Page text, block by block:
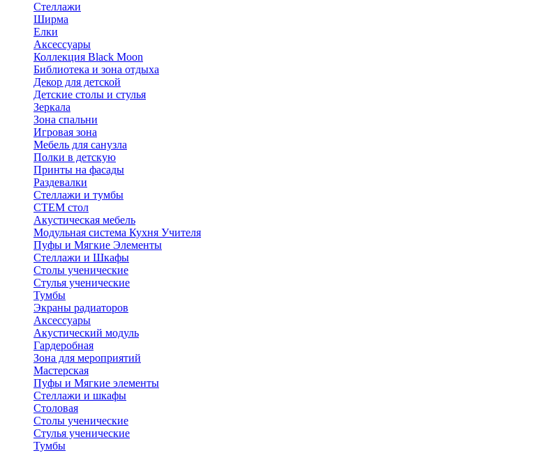
Стеллажи
Ширма
Елки
Аксессуары
Коллекция Black Moon
Библиотека и зона отдыха
Декор для детской
Детские столы и стулья
Зеркала
Зона спальни
Игровая зона
Мебель для санузла
Полки в детскую
Принты на фасады
Раздевалки
Стеллажи и тумбы
СТЕМ стол
Акустическая мебель
Модульная система Кухня Учителя
Пуфы и Мягкие Элементы
Стеллажи и Шкафы
Столы ученические
Стулья ученические
Тумбы
Экраны радиаторов
Аксессуары
Акустический модуль
Гардеробная
Зона для мероприятий
Мастерская
Пуфы и Мягкие элементы
Стеллажи и шкафы
Столовая
Столы ученические
Стулья ученические
Тумбы